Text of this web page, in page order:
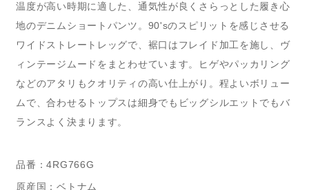
温度が高い時期に適した、通気性が良くさらっとした履き心
地のデニムショートパンツ。90'sのスピリットを感じさせる
ワイドストレートレッグで、裾口はフレイド加工を施し、ヴ
ィンテージムードをまとわせています。ヒゲやパッカリング
などのアタリもクオリティの高い仕上がり。程よいボリュー
ムで、合わせるトップスは細身でもビッグシルエットでもバ
ランスよく決まります。
品番：4RG766G
原産国：ベトナム